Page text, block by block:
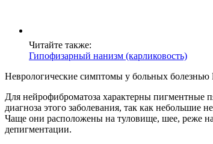
Читайте также:
Гипофизарный нанизм (карликовость)
Неврологические симптомы у больных
Для нейрофиброматоза характерны пигментные
диагноза этого заболевания, так как небольшие
Чаще они расположены на туловище, шее, реже
депигментации.